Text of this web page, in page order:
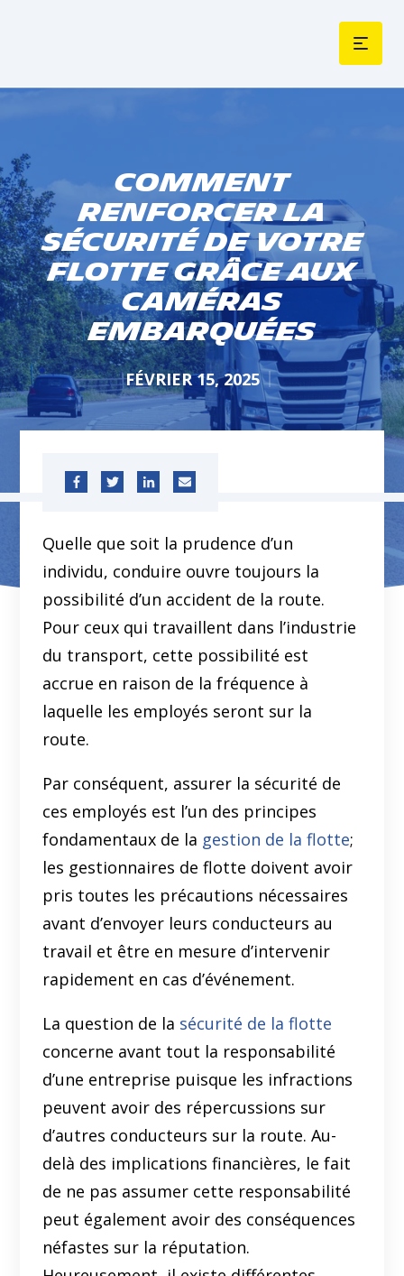
Comment
renforcer la
sécurité de votre
flotte grâce aux
caméras
embarquées
FÉVRIER 15, 2025
Quelle que soit la prudence d’un
individu, conduire ouvre toujours la
possibilité d’un accident de la route.
Pour ceux qui travaillent dans l’industrie
du transport, cette possibilité est
accrue en raison de la fréquence à
laquelle les employés seront sur la
route.
Par conséquent, assurer la sécurité de
ces employés est l’un des principes
fondamentaux de la gestion de la flotte;
les gestionnaires de flotte doivent avoir
pris toutes les précautions nécessaires
avant d’envoyer leurs conducteurs au
travail et être en mesure d’intervenir
rapidement en cas d’événement.
La question de la sécurité de la flotte
concerne avant tout la responsabilité
d’une entreprise puisque les infractions
peuvent avoir des répercussions sur
d’autres conducteurs sur la route. Au-
delà des implications financières, le fait
de ne pas assumer cette responsabilité
peut également avoir des conséquences
néfastes sur la réputation.